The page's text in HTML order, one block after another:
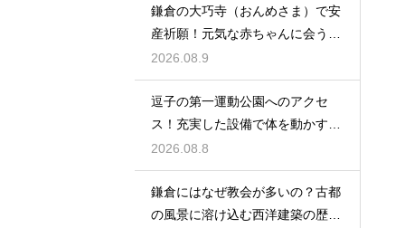
鎌倉の大巧寺（おんめさま）で安
産祈願！元気な赤ちゃんに会うた
めの心構え
2026.08.9
逗子の第一運動公園へのアクセ
ス！充実した設備で体を動かす休
日のレビュー
2026.08.8
鎌倉にはなぜ教会が多いの？古都
の風景に溶け込む西洋建築の歴史